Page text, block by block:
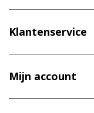
Klantenservice
Mijn account